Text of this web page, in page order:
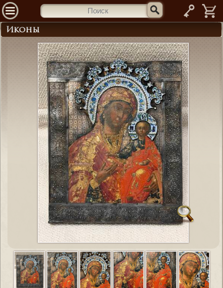
—
Иконы